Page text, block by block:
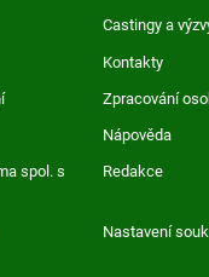
Castingy a
Kontakty
Zpracování
Nápověda
spol. s
Redakce
Nastavení